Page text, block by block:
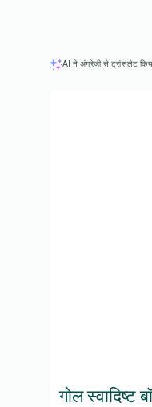
AI ने अंग्रेज़ी से ट्रांसलेट
गोल स्वादिष्ट